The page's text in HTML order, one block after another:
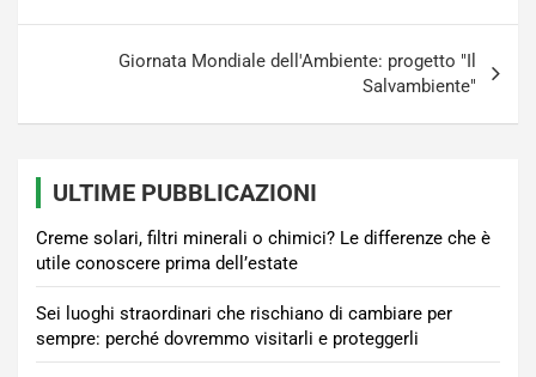
Giornata Mondiale dell'Ambiente: progetto "Il
Salvambiente"
ULTIME PUBBLICAZIONI
Creme solari, filtri minerali o chimici? Le differenze che è
utile conoscere prima dell’estate
Sei luoghi straordinari che rischiano di cambiare per
sempre: perché dovremmo visitarli e proteggerli